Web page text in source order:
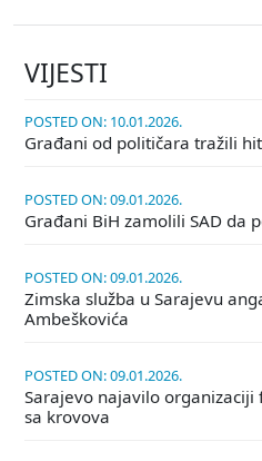
VIJESTI
POSTED ON: 10.01.2026.
Građani od političara tražili
POSTED ON: 09.01.2026.
Građani BiH zamolili SAD da
POSTED ON: 09.01.2026.
Zimska služba u Sarajevu
Ambeškovića
POSTED ON: 09.01.2026.
Sarajevo najavilo
sa krovova